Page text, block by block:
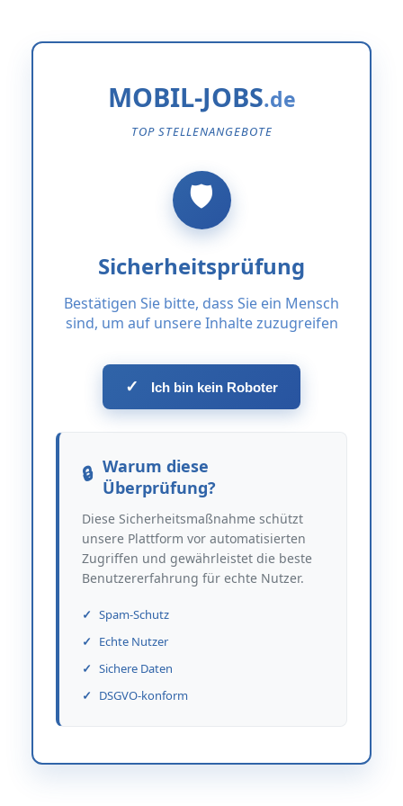
MOBIL-JOBS
TOP STELLENANGEBOTE
Sicherheitsprüfung
Bestätigen Sie bitte, dass Sie ein Mensch
sind, um auf unsere Inhalte zuzugreifen
✓ Ich bin kein Roboter
Warum diese
Überprüfung?
Diese Sicherheitsmaßnahme schützt
unsere Plattform vor automatisierten
Zugriffen und gewährleistet die beste
Benutzererfahrung für echte Nutzer.
Spam-Schutz
Echte Nutzer
Sichere Daten
DSGVO-konform